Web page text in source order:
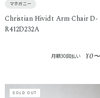
マホガニー
Christian Hividt Arm Chair D-
R412D232A
月額30回払い ¥0〜
SOLD OUT